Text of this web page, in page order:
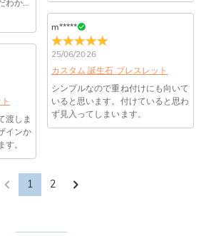
わかり
渡しま
インか
。
m*****
25/06/2026
カスタム 誕生石 ブレスレット
シンプルなので重ね付けにも向いて
いると思います。付けていると思わ
ず見入ってしまいます。
1 2
②通信状態などによりメールの到着が遅
時間たっても届かない場合は、今後お送
可能性がありますので、別のメールアド
所を記載したメールを
へ送信してください。原因③メールアド
る。解決策：お名前とご住所を記載した
へ送信してください。
払い期限はご注文から 6 日間となりま
れますか？
セキュリティで保護されております。お
当社のサーバーに一切保存されません。
カート発行会社によって処理されます。
ますか？
護を目的としたコンプライアンスに則
シーを定めています。お客様に安心かつ
るよう最善の注意を払い、個人情報を厳
。 詳細は プライバシーポリシー